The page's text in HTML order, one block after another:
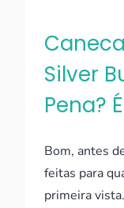
Silver
Pena?
Bom, antes
feitas para
primeira